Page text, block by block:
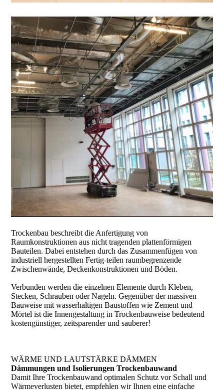
Trockenbau beschreibt die Anfertigung von
Raumkonstruktionen aus nicht tragenden plattenförmigen
Bauteilen. Dabei entstehen durch das Zusam­menfügen von
industriell hergestellten Fertig-teilen raumbegrenzende
Zwischenwände, Deckenkonstruktionen und Böden.
Verbunden werden die einzelnen Elemente durch Kleben,
Stecken, Schrauben oder Nageln. Gegenüber der massiven
Bauweise mit wasserhaltigen Bau­stoffen wie Zement und
Mörtel ist die Innengestaltung in Trockenbauweise bedeutend
kostengünstiger, zeitsparender und sauberer!
WÄRME UND LAUTSTÄRKE DÄMMEN
Dämmungen und Isolierungen Trockenbauwand
Damit Ihre Trockenbauwand optimalen Schutz vor Schall und
Wärmeverlusten bietet, empfehlen wir Ihnen eine einfache